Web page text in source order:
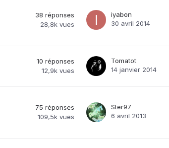
38 réponses
28,8k vues
iyabon
30 avril 2014
10 réponses
12,9k vues
Tomatot
14 janvier 2014
75 réponses
109,5k vues
Ster97
6 avril 2013